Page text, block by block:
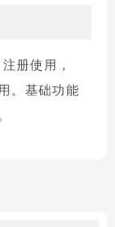
注册使用，
。基础功能